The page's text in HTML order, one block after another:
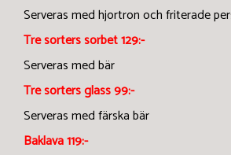
Serveras med hjortron och friterade
Tre sorters sorbet 129:-
Serveras med bär
Tre sorters glass 99:-
Serveras med färska bär
Baklava 119:-